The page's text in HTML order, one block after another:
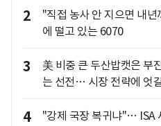
2
"직접 농사 안 지으면 내
에 떨고 있는 6070
3
美 비중 큰 두산밥캣은 부
는 선전… 시장 전략에 엇
4 "강제 국장 복귀냐"… ISA